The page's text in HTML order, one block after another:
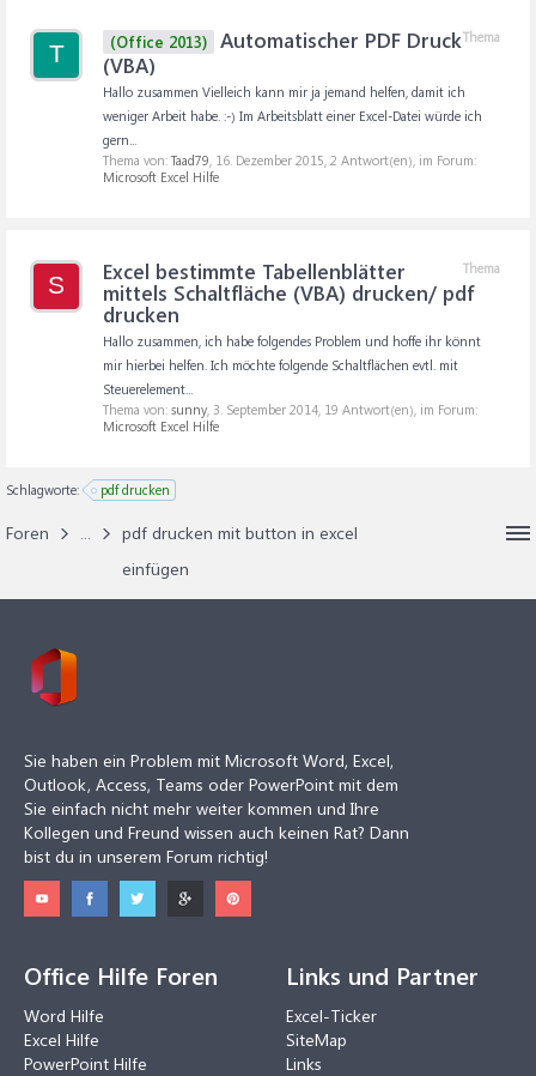
T
Thema
(Office 2013)
Automatischer PDF Druck
(VBA)
Hallo zusammen Vielleich kann mir ja jemand helfen, damit ich
weniger Arbeit habe. :-) Im Arbeitsblatt einer Excel-Datei würde ich
gern...
Thema von: Taad79, 16. Dezember 2015, 2 Antwort(en), im Forum:
Microsoft Excel Hilfe
S
Thema
Excel bestimmte Tabellenblätter
mittels Schaltfläche (VBA) drucken/ pdf
drucken
Hallo zusammen, ich habe folgendes Problem und hoffe ihr könnt
mir hierbei helfen. Ich möchte folgende Schaltflächen evtl. mit
Steuerelement...
Thema von: sunny, 3. September 2014, 19 Antwort(en), im Forum:
Microsoft Excel Hilfe
Schlagworte: pdf drucken
Foren ...
pdf drucken mit button in excel
einfügen
Sie haben ein Problem mit Microsoft Word, Excel,
Outlook, Access, Teams oder PowerPoint mit dem
Sie einfach nicht mehr weiter kommen und Ihre
Kollegen und Freund wissen auch keinen Rat? Dann
bist du in unserem Forum richtig!
Office Hilfe Foren
Word Hilfe
Excel Hilfe
PowerPoint Hilfe
Links und Partner
Excel-Ticker
SiteMap
Links